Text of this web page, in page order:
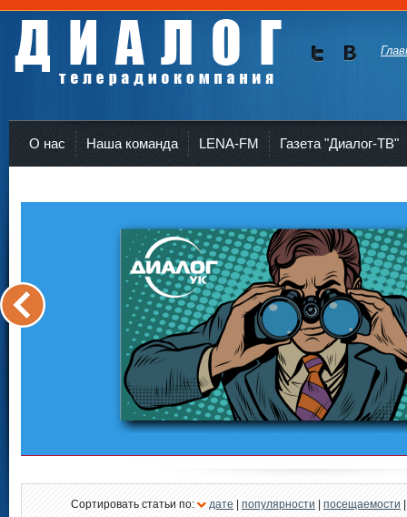
О нас Наша команда LENA-FM Газета "Диалог-ТВ"
Сортировать статьи по: дате | популярности | посещаемости